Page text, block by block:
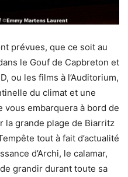
prévues, que ce soit au
le Gouf de Capbreton et
ou les films à l’Auditorium,
du climat et une
vous embarquera à bord de
la grande plage de Biarritz
tout à fait d’actualité
d’Archi, le calamar,
grandir durant toute sa